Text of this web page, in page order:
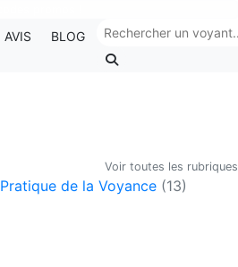
AVIS BLOG
Voir toutes les rubriques
de la Voyance (13)